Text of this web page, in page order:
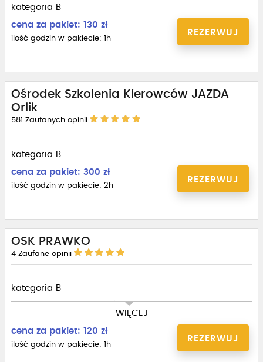
kategoria B
cena za pakiet: 130 zł
ilość godzin w pakiecie: 1h
REZERWUJ
Ośrodek Szkolenia Kierowców JAZDA
Orlik
581 Zaufanych opinii
kategoria B
cena za pakiet: 300 zł
ilość godzin w pakiecie: 2h
REZERWUJ
OSK PRAWKO
4 Zaufane opinii
kategoria B
WIĘCEJ
Pakiet 10 godzin płatny z góry 1100 zł na konto OSK
cena za pakiet: 120 zł
ilość godzin w pakiecie: 1h
REZERWUJ